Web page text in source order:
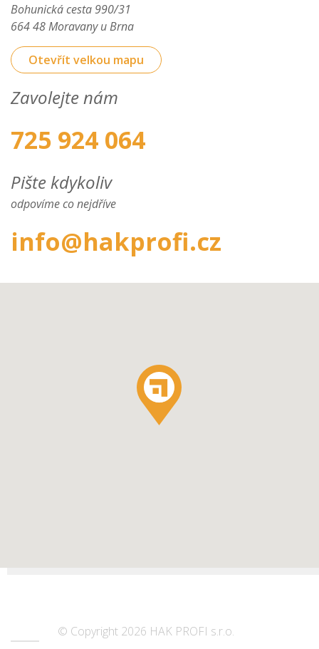
Bohunická cesta 990/31
664 48 Moravany u Brna
Otevřít velkou mapu
Zavolejte nám
725 924 064
Pište kdykoliv
odpovíme co nejdříve
info@hakprofi.cz
© Copyright 2026 HAK PROFI s.r.o.